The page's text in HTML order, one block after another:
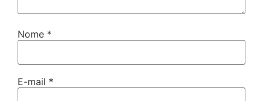
Nome *
E-mail *